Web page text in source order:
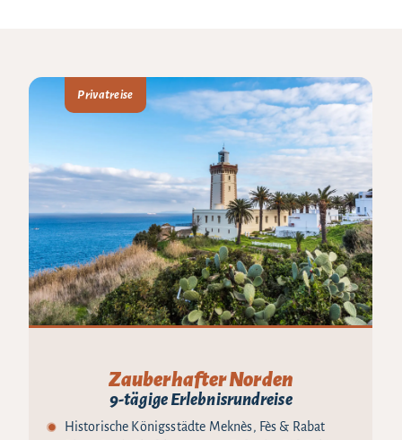
Privatreise
Zauberhafter Norden
9-tägige Erlebnisrundreise
Historische Königsstädte Meknès, Fès & Rabat